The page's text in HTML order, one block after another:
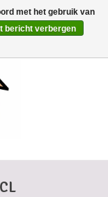
0 Artikelen - €0,00
met het gebruik van
bericht verbergen